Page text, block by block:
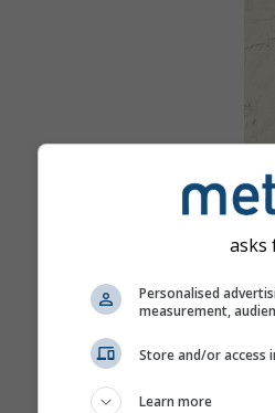
asks
Personalised
measurement,
Store and/or access
Learn more